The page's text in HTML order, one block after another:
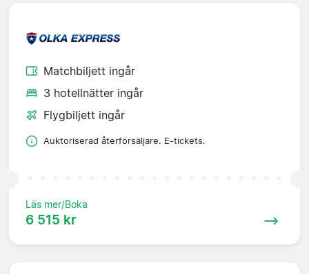
Matchbiljett ingår
3 hotellnätter ingår
Flygbiljett ingår
Auktoriserad återförsäljare. E-tickets.
Läs mer/Boka
6 515 kr